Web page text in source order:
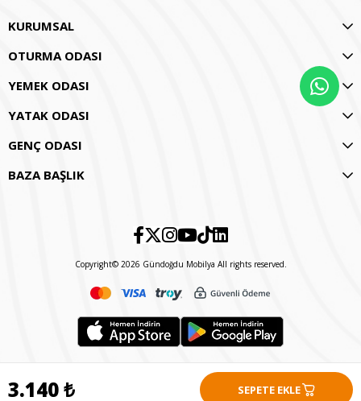
3.140 ₺
KURUMSAL
OTURMA ODASI
YEMEK ODASI
YATAK ODASI
GENÇ ODASI
BAZA BAŞLIK
Copyright© 2026 Gündoğdu Mobilya All rights reserved.